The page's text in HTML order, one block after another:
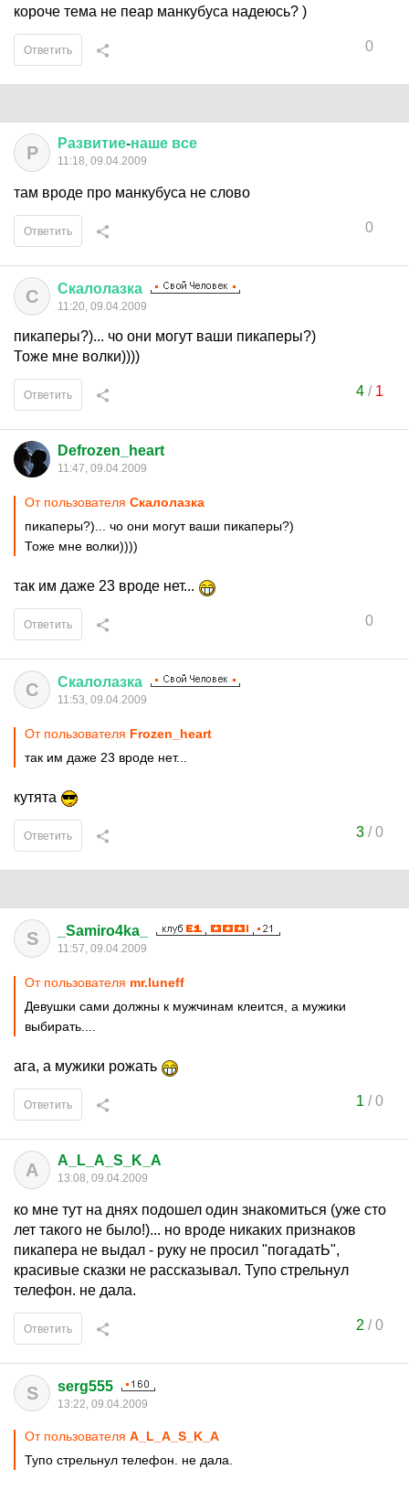
короче тема не пеар манкубуса надеюсь? )
0
Ответить
Р Развитие-наше все
11:18, 09.04.2009
там вроде про манкубуса не слово
0
Ответить
С Скалолазка
11:20, 09.04.2009
пикаперы?)... чо они могут ваши пикаперы?)
Тоже мне волки))))
4/ 1
Ответить
Defrozen_heart
11:47, 09.04.2009
От пользователя Скалолазка
пикаперы?)... чо они могут ваши пикаперы?)
Тоже мне волки))))
так им даже 23 вроде нет...
0
Ответить
С Скалолазка
11:53, 09.04.2009
От пользователя Frozen_heart
так им даже 23 вроде нет...
кутята
3/0
Ответить
S _Samiro4ka_
11:57, 09.04.2009
От пользователя mr.luneff
Девушки сами должны к мужчинам клеится, а мужики
выбирать....
ага, а мужики рожать
1 /0
Ответить
A A_L_A_S_K_A
13:08, 09.04.2009
ко мне тут на днях подошел один знакомиться (уже сто
лет такого не было!)... но вроде никаких признаков
пикапера не выдал - руку не просил "погадатЬ",
красивые сказки не рассказывал. Тупо стрельнул
телефон. не дала.
2 /0
Ответить
S serg555
13:22, 09.04.2009
От пользователя A_L_A_S_K_A
Тупо стрельнул телефон. не дала.